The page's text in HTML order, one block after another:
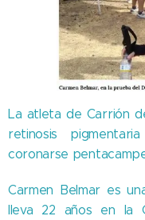
La atleta de Carrión
retinosis
coronarse
Carmen Belmar es
lleva 22 años en la